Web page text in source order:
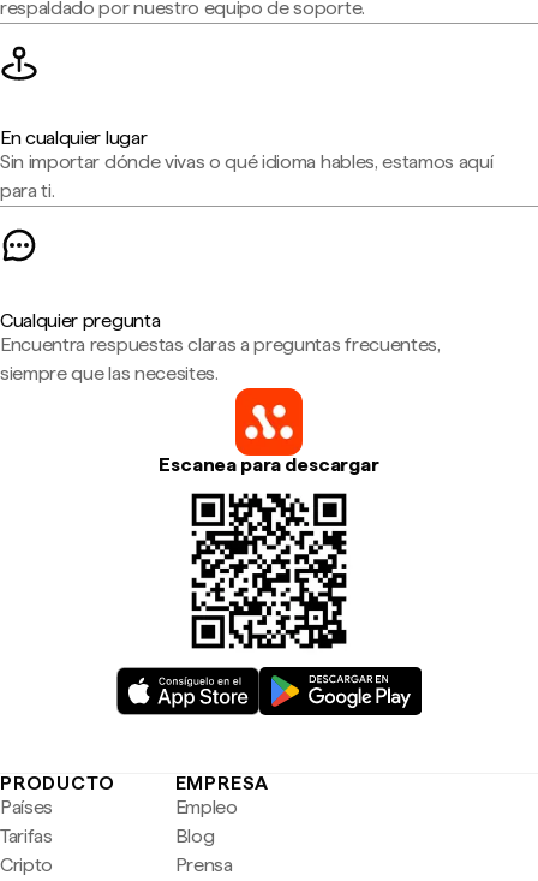
respaldado por nuestro equipo de soporte.
En cualquier lugar
Sin importar dónde vivas o qué idioma hables, estamos aquí
para ti.
Cualquier pregunta
Encuentra respuestas claras a preguntas frecuentes,
siempre que las necesites.
Escanea para descargar
PRODUCTO
Países
Tarifas
Cripto
EMPRESA
Empleo
Blog
Prensa